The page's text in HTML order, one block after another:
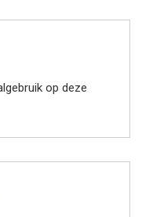
op deze